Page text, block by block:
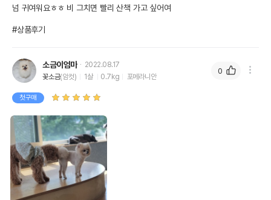
넘 귀여워요ㅎㅎ 비 그치면 빨리 산책 가고 싶어여
#상품후기
소금이엄마
2022.08.17
꽃소금(암컷) 1살 0.7kg 포메라니안
첫구매
0